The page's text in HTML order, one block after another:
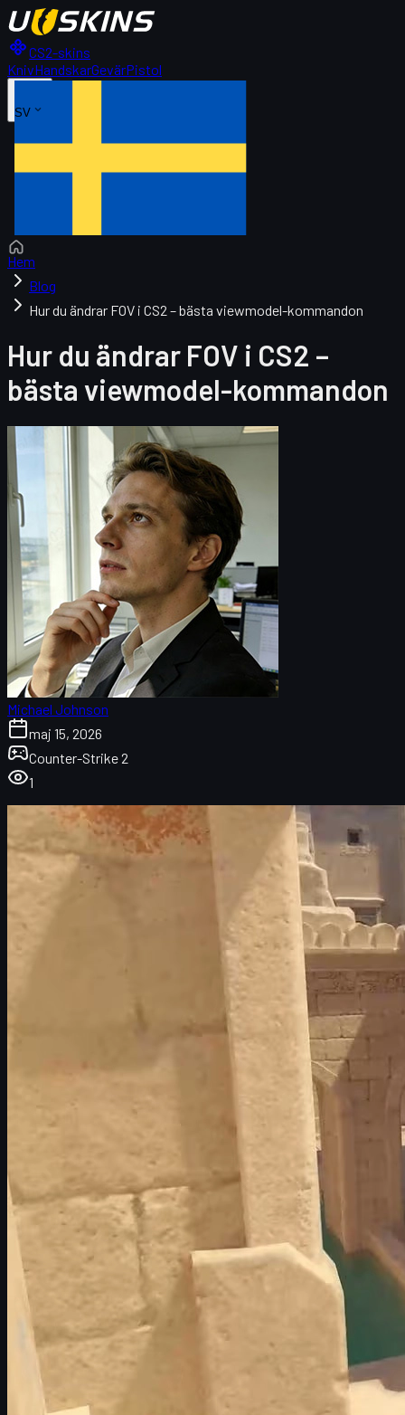
CS2-skins
KnivHandskarGevärPistol
SV
Hem
Blog
Hur du ändrar FOV i CS2 – bästa viewmodel-kommandon
Hur du ändrar FOV i CS2 –
bästa viewmodel-kommandon
Michael Johnson
maj 15, 2026
Counter-Strike 2
1
Vad är FOV i CS2?
Förberedelser – aktivera developer console
Ändra FOV i CS2 med viewmodel-kommandon
Grundläggande viewmodel_fov
Finjustera position med offset-kommandon
Exempel på clean-view-setup
Bästa FOV-inställningarna i CS2
Rekommenderade värden för de flesta spelare
Så testar du dina FOV-inställningar smart
Kan man ändra den riktiga FOV i matchmaking?
Aspect ratio och hur det påverkar din sikt
Så sparar du dina FOV-inställningar med autoexec
Skins och sikt – så väljer du rätt CS2-skins
FAQ om FOV i CS2
Vad är FOV i CS2?
står för "field of view" – alltså hur stor del av spelvärlden du
ser på skärmen. I många FPS kan du fritt dra i en FOV-slider i
fungerar det annorlunda i
vanlig matchmaking.
I CS2 kan du inte bara dra upp en vanlig kamera-FOV i Premier
eller Competitive. Istället arbetar du framför allt med något som
kallas
viewmodel FOV
. Det styr enbart hur dina händer och ditt
vapen visas på skärmen, inte hur mycket av banan du faktiskt
ser.
Det här kan låta begränsande, men det är extremt viktigt för
spelkänslan. Om vapnet tar för mycket plats kan det blockera din
sikt när du:
peakar tighta vinklar